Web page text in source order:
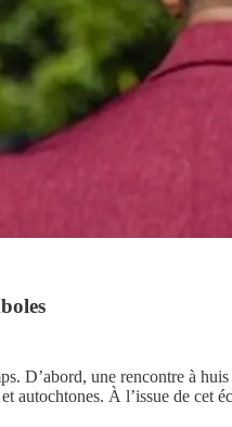
D’abord, une rencontre à
autochtones. À l’issue de cet